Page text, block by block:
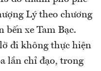
Lý theo chương
bến xe Tam Bạc.
đi không thực hiện
lần chỉ đạo, trong